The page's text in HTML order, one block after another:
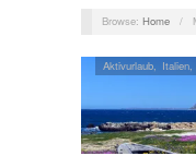
Browse: Home /
Aktivurlaub, Italien,